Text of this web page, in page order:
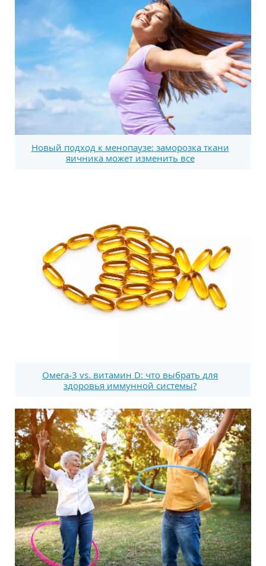
Новый подход к менопаузе: заморозка ткани
яичника может изменить все
Омега-3 vs. витамин D: что выбрать для
здоровья иммунной системы?